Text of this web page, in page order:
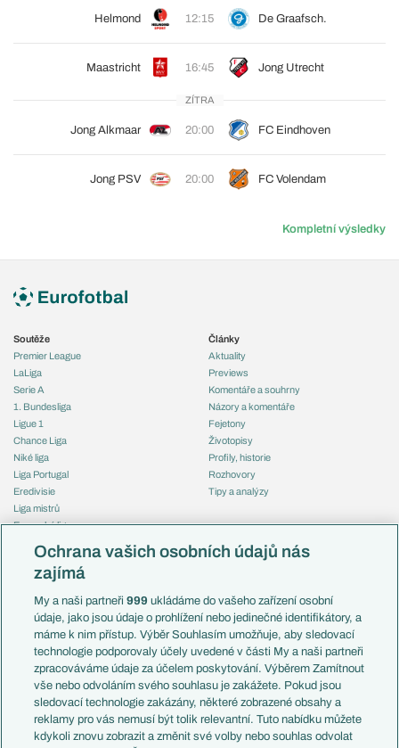
Helmond 12:15 De Graafsch.
Maastricht 16:45 Jong Utrecht
ZÍTRA
Jong Alkmaar 20:00 FC Eindhoven
Jong PSV 20:00 FC Volendam
Kompletní výsledky
Soutěže
Premier League
LaLiga
Serie A
1. Bundesliga
Ligue 1
Chance Liga
Niké liga
Liga Portugal
Eredivisie
Liga mistrů
Evropská liga
Mistrovství světa
Liga národů
Témata
Představení týmů MS
EuroSkauting
PL v kostce
Evropské koeficienty
Přestupy
Přestupové spekulace
Zranění
Články
Aktuality
Previews
Komentáře a souhrny
Názory a komentáře
Fejetony
Životopisy
Profily, historie
Rozhovory
Tipy a analýzy
Česko
Francie
Itálie
Německo
Španělsko
Argentina
Brazílie
Přestupy
Zápasy
Ochrana vašich osobních údajů nás
zajímá
My a naši partneři999 ukládáme do vašeho zařízení osobní
údaje, jako jsou údaje o prohlížení nebo jedinečné identifikátory, a
máme k nim přístup. Výběr Souhlasím umožňuje, aby sledovací
technologie podporovaly účely uvedené v části My a naši partneři
zpracováváme údaje za účelem poskytování. Výběrem Zamítnout
vše nebo odvoláním svého souhlasu je zakážete. Pokud jsou
sledovací technologie zakázány, některé zobrazené obsahy a
reklamy pro vás nemusí být tolik relevantní. Tuto nabídku můžete
kdykoli znovu zobrazit a změnit své volby nebo souhlas odvolat